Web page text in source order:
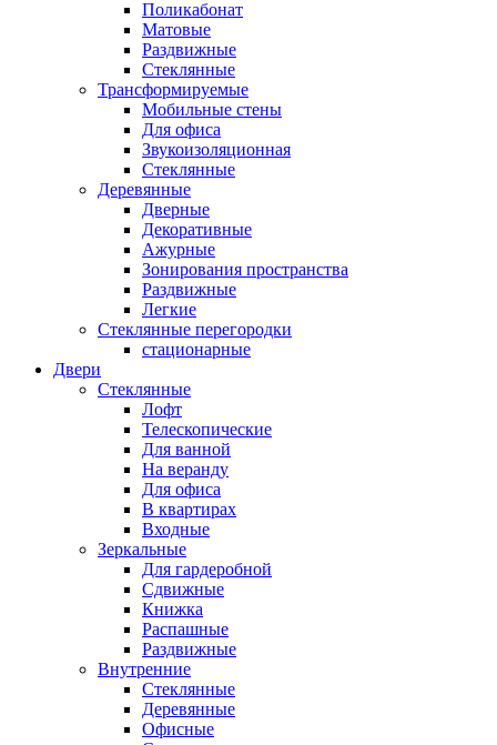
Поликабонат
Матовые
Раздвижные
Стеклянные
Трансформируемые
Мобильные стены
Для офиса
Звукоизоляционная
Стеклянные
Деревянные
Дверные
Декоративные
Ажурные
Зонирования пространства
Раздвижные
Легкие
Стеклянные перегородки
стационарные
Двери
Стеклянные
Лофт
Телескопические
Для ванной
На веранду
Для офиса
В квартирах
Входные
Зеркальные
Для гардеробной
Сдвижные
Книжка
Распашные
Раздвижные
Внутренние
Стеклянные
Деревянные
Офисные